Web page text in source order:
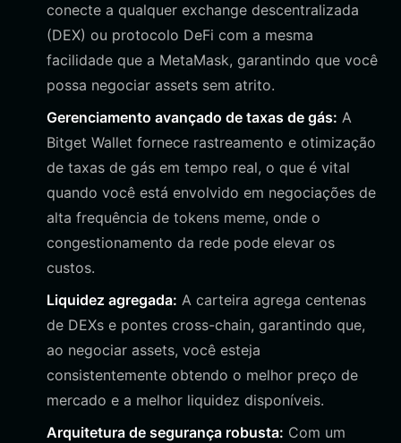
conecte a qualquer exchange descentralizada
(DEX) ou protocolo DeFi com a mesma
facilidade que a MetaMask, garantindo que você
possa negociar assets sem atrito.
Gerenciamento avançado de taxas de gás: A
Bitget Wallet fornece rastreamento e otimização
de taxas de gás em tempo real, o que é vital
quando você está envolvido em negociações de
alta frequência de tokens meme, onde o
congestionamento da rede pode elevar os
custos.
Liquidez agregada: A carteira agrega centenas
de DEXs e pontes cross-chain, garantindo que,
ao negociar assets, você esteja
consistentemente obtendo o melhor preço de
mercado e a melhor liquidez disponíveis.
Arquitetura de segurança robusta: Com um